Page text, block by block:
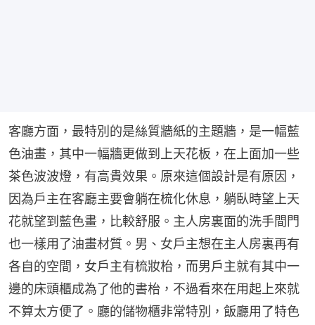
客廳方面，最特別的是絲質牆紙的主題牆，是一幅藍
色油畫，其中一幅牆更做到上天花板，在上面加一些
茶色波波燈，有高貴效果。原來這個設計是有原因，
因為戶主在客廳主要會躺在梳化休息，躺臥時望上天
花就望到藍色畫，比較舒服。主人房裏面的洗手間門
也一樣用了油畫材質。男、女戶主想在主人房裏再有
各自的空間，女戶主有梳妝枱，而男戶主就有其中一
邊的床頭櫃成為了他的書枱，不過看來在用起上來就
不算太方便了。廳的儲物櫃非常特別，飯廳用了特色